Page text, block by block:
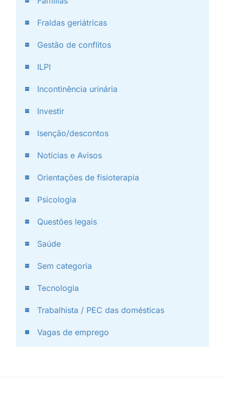
Fraldas geriátricas
Gestão de conflitos
ILPI
Incontinência urinária
Investir
Isenção/descontos
Notícias e Avisos
Orientações de fisioterapia
Psicologia
Questões legais
Saúde
Sem categoria
Tecnologia
Trabalhista / PEC das domésticas
Vagas de emprego